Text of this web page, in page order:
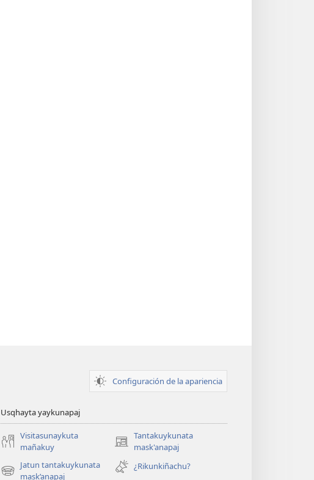
Configuración de la apariencia
Usqhayta yaykunapaj
Visitasunaykuta
mañakuy
Tantakuykunata
mask'anapaj
(opens
new
window)
Jatun tantakuykunata
mask’anapaj
(opens
¿Rikunkiñachu?